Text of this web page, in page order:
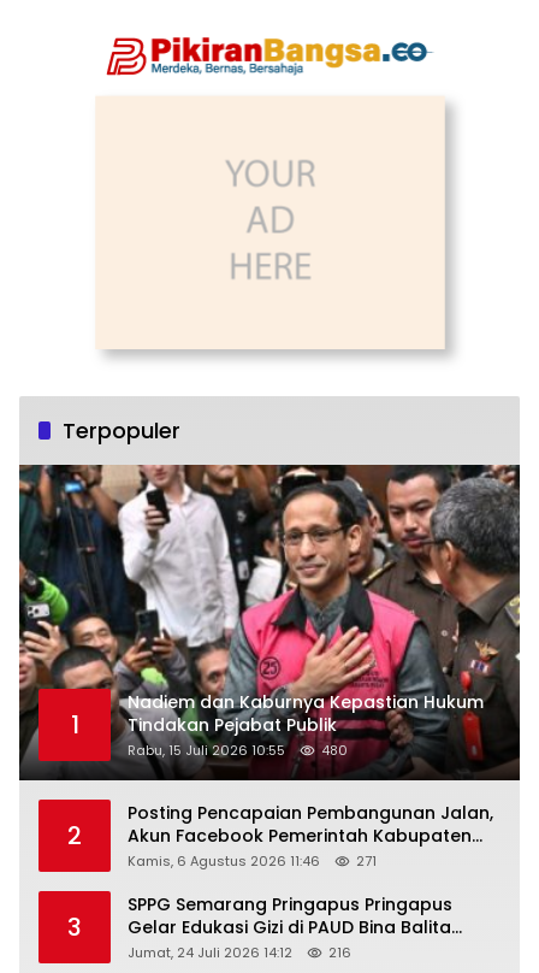
Terpopuler
1
Nadiem dan Kaburnya Kepastian Hukum
Tindakan Pejabat Publik
Rabu, 15 Juli 2026 10:55 480
2
Posting Pencapaian Pembangunan Jalan,
Akun Facebook Pemerintah Kabupaten
Rembang “Dirujak” Warganet
Kamis, 6 Agustus 2026 11:46 271
3
SPPG Semarang Pringapus Pringapus
Gelar Edukasi Gizi di PAUD Bina Balita
Peringati Hari Anak Nasional 2026
Jumat, 24 Juli 2026 14:12 216